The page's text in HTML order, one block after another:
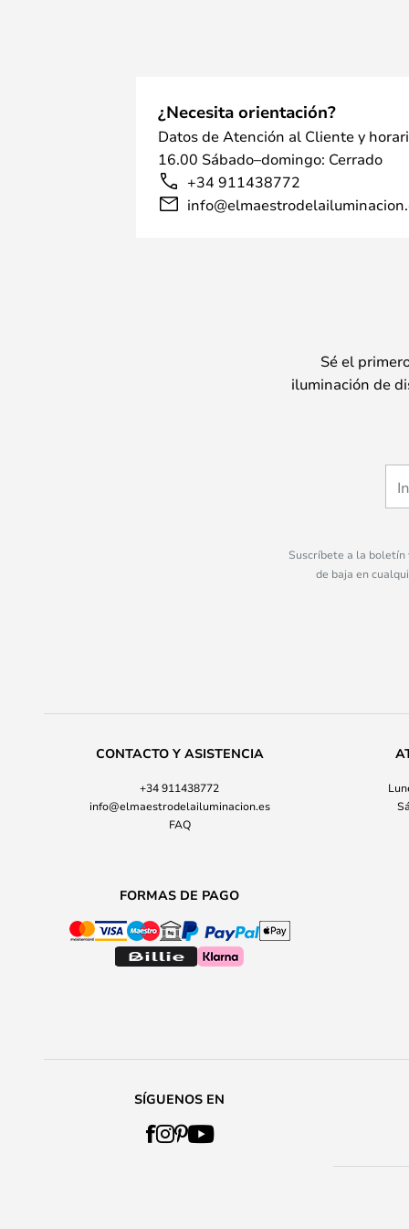
¿Necesita orientación?
Datos de Atención al Cliente y
16.00 Sábado–domingo: Cerrado
+34 911438772
Sé el
iluminación de
Suscríbete a la boletín
de baja en
CONTACTO Y ASISTENCIA
+34 911438772
info@elmaestrodelailuminacion.es
FAQ
FORMAS DE PAGO
SÍGUENOS EN